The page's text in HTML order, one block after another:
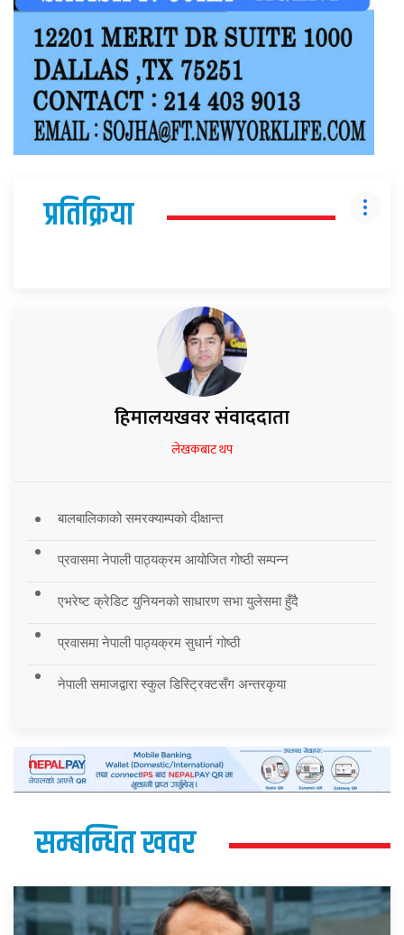
प्रतिक्रिया
हिमालयखवर संवाददाता
लेखकबाट थप
बालबालिकाको समरक्याम्पको दीक्षान्त
प्रवासमा नेपाली पाठ्यक्रम आयोजित गोष्ठी सम्पन्न
एभरेष्ट क्रेडिट युनियनको साधारण सभा युलेसमा हुँदै
प्रवासमा नेपाली पाठ्यक्रम सुधार्न गोष्ठी
नेपाली समाजद्वारा स्कुल डिस्ट्रिक्टसँग अन्तरकृया
सम्बन्धित खवर